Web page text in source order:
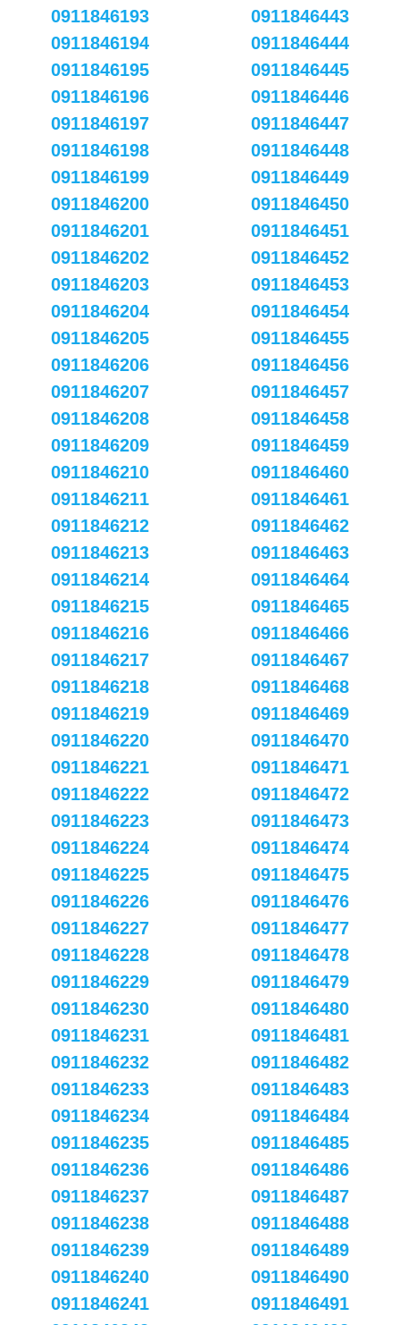
0911846193
0911846194
0911846195
0911846196
0911846197
0911846198
0911846199
0911846200
0911846201
0911846202
0911846203
0911846204
0911846205
0911846206
0911846207
0911846208
0911846209
0911846210
0911846211
0911846212
0911846213
0911846214
0911846215
0911846216
0911846217
0911846218
0911846219
0911846220
0911846221
0911846222
0911846223
0911846224
0911846225
0911846226
0911846227
0911846228
0911846229
0911846230
0911846231
0911846232
0911846233
0911846234
0911846235
0911846236
0911846237
0911846238
0911846239
0911846240
0911846241
0911846443
0911846444
0911846445
0911846446
0911846447
0911846448
0911846449
0911846450
0911846451
0911846452
0911846453
0911846454
0911846455
0911846456
0911846457
0911846458
0911846459
0911846460
0911846461
0911846462
0911846463
0911846464
0911846465
0911846466
0911846467
0911846468
0911846469
0911846470
0911846471
0911846472
0911846473
0911846474
0911846475
0911846476
0911846477
0911846478
0911846479
0911846480
0911846481
0911846482
0911846483
0911846484
0911846485
0911846486
0911846487
0911846488
0911846489
0911846490
0911846491